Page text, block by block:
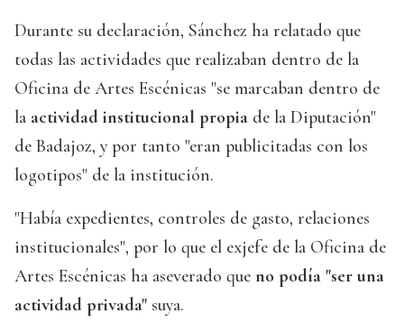
Durante su declaración, Sánchez ha relatado que
todas las actividades que realizaban dentro de la
Oficina de Artes Escénicas "se marcaban dentro de
la actividad institucional propia de la Diputación"
de Badajoz, y por tanto "eran publicitadas con los
logotipos" de la institución.
"Había expedientes, controles de gasto, relaciones
institucionales", por lo que el exjefe de la Oficina de
Artes Escénicas ha aseverado que no podía "ser una
actividad privada" suya.